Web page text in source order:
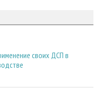
своих ДСП в